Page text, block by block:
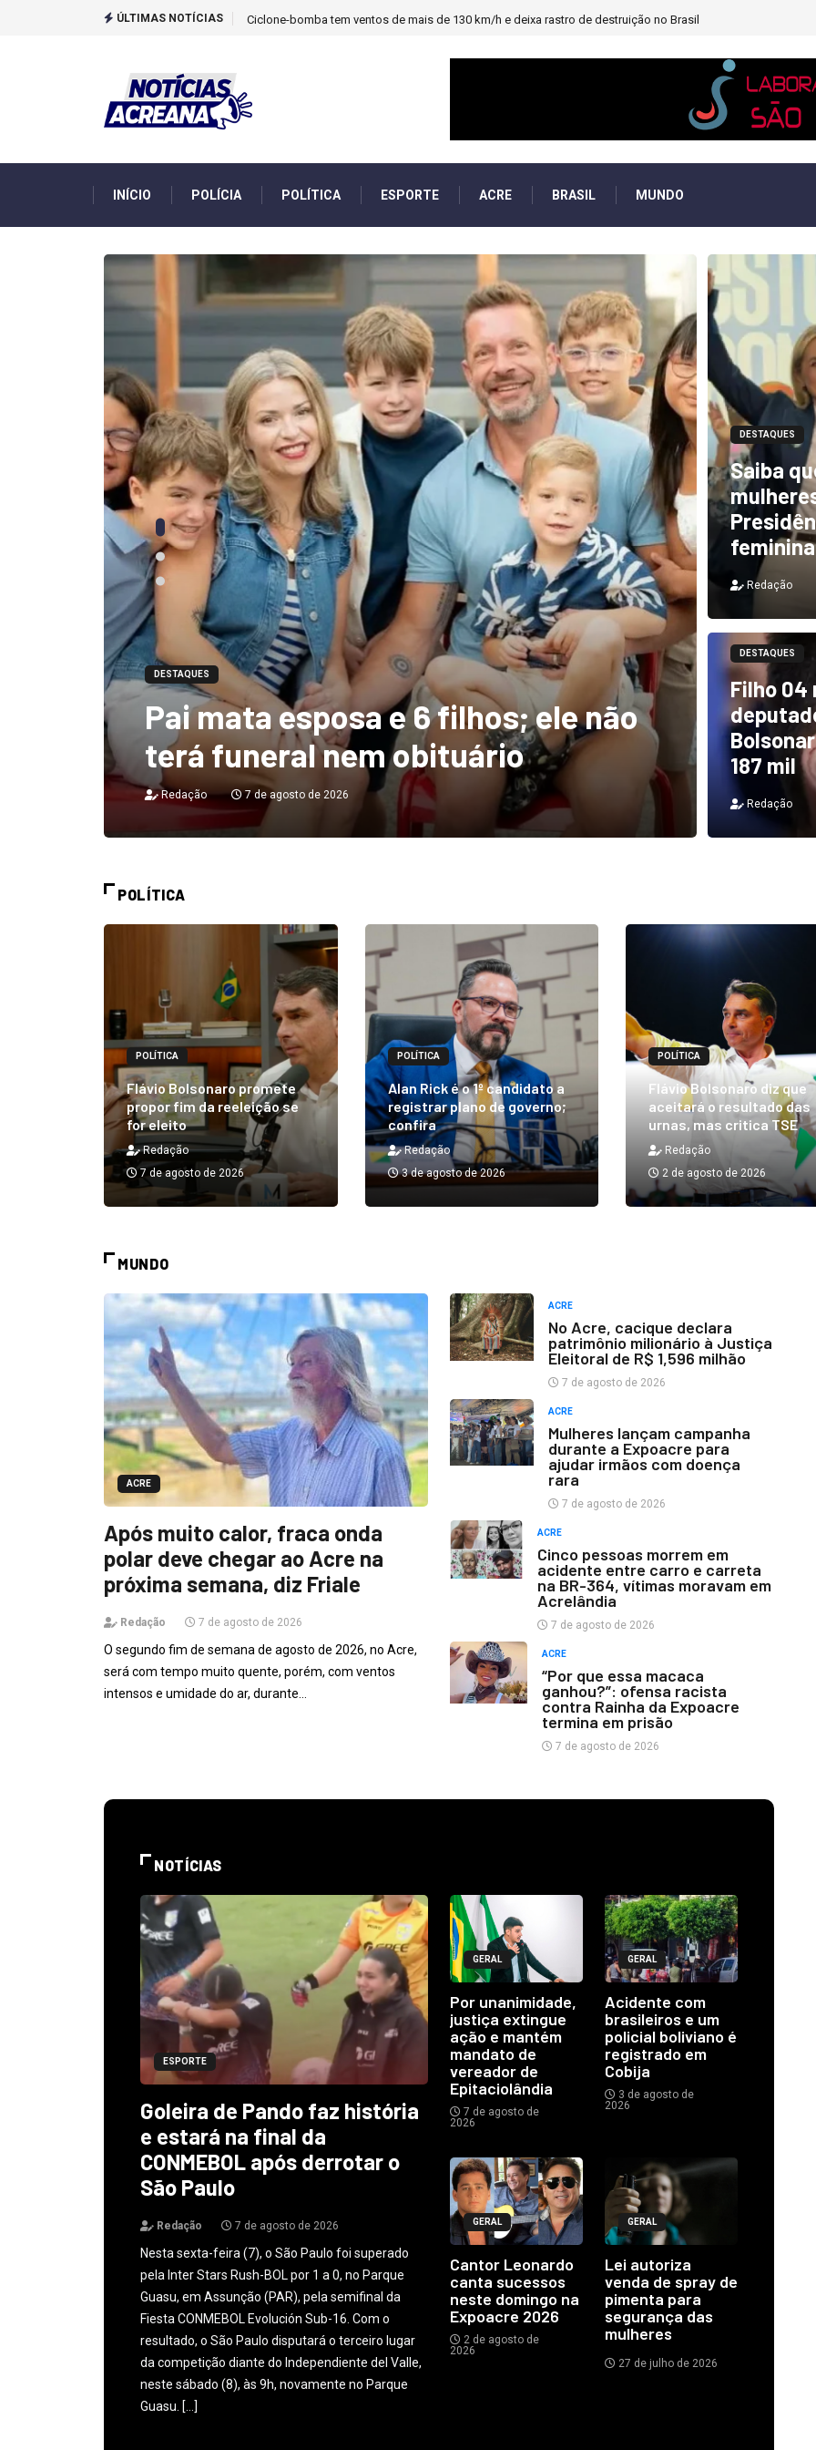
ÚLTIMAS NOTÍCIAS TCU identificou desvios de dinheiro e PF investigará emendas Pix
INÍCIO POLÍCIA POLÍTICA ESPORTE ACRE BRASIL MUNDO
DESTAQUES
Ciclone-bomba tem ventos de mais
de 130 km/h e deixa rastro de
destruição no Brasil
Redação 7 de agosto de 2026
TCU
e PF
DESTAQUES
Saiba
Redação
DESTAQUES
Filho 04
187 mil
Redação
POLÍTICA
POLÍTICA
Flávio Bolsonaro promete
propor fim da reeleição se
for eleito
Redação
7 de agosto de 2026
POLÍTICA
Alan Rick é o 1º candidato a
registrar plano de governo;
confira
Redação
3 de agosto de 2026
POLÍTICA
Flávio Bolsonaro diz que
aceitará o resultado das
urnas, mas critica TSE
Redação
2 de agosto de 2026
MUNDO
ACRE
Após muito calor, fraca onda
polar deve chegar ao Acre na
próxima semana, diz Friale
Redação 7 de agosto de 2026
O segundo fim de semana de agosto de 2026, no Acre,
será com tempo muito quente, porém, com ventos
intensos e umidade do ar, durante…
ACRE
No Acre, cacique declara
patrimônio milionário à Justiça
Eleitoral de R$ 1,596 milhão
7 de agosto de 2026
ACRE
Mulheres lançam campanha
durante a Expoacre para
ajudar irmãos com doença
rara
7 de agosto de 2026
ACRE
Cinco pessoas morrem em
acidente entre carro e carreta
na BR-364, vítimas moravam em
Acrelândia
7 de agosto de 2026
ACRE
“Por que essa macaca
ganhou?”: ofensa racista
contra Rainha da Expoacre
termina em prisão
7 de agosto de 2026
NOTÍCIAS
ESPORTE
Goleira de Pando faz história
e estará na final da
CONMEBOL após derrotar o
São Paulo
Redação 7 de agosto de 2026
Nesta sexta-feira (7), o São Paulo foi superado
pela Inter Stars Rush-BOL por 1 a 0, no Parque
Guasu, em Assunção (PAR), pela semifinal da
Fiesta CONMEBOL Evolución Sub-16. Com o
resultado, o São Paulo disputará o terceiro lugar
da competição diante do Independiente del Valle,
neste sábado (8), às 9h, novamente no Parque
Guasu. […]
GERAL
Por unanimidade,
justiça extingue
ação e mantém
mandato de
vereador de
Epitaciolândia
7 de agosto de
2026
GERAL
Acidente com
brasileiros e um
policial boliviano é
registrado em
Cobija
3 de agosto de
2026
GERAL
Cantor Leonardo
canta sucessos
neste domingo na
Expoacre 2026
2 de agosto de
2026
GERAL
Lei autoriza
venda de spray de
pimenta para
segurança das
mulheres
27 de julho de 2026